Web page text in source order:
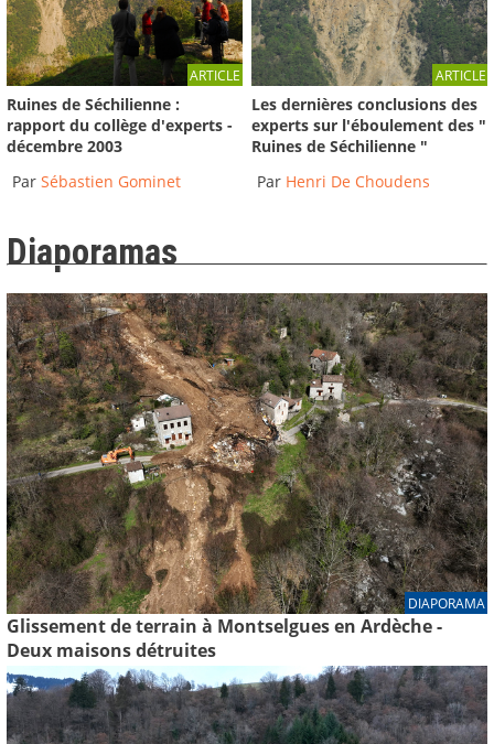
ARTICLE
Ruines de Séchilienne :
rapport du collège d'experts -
décembre 2003
Par Sébastien Gominet
ARTICLE
Les dernières conclusions des
experts sur l'éboulement des "
Ruines de Séchilienne "
Par Henri De Choudens
Diaporamas
DIAPORAMA
Glissement de terrain à Montselgues en Ardèche -
Deux maisons détruites